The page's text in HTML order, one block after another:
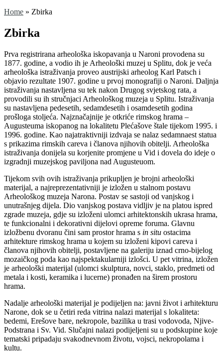
Home » Zbirka
Zbirka
Prva registrirana arheološka iskopavanja u Naroni provodena su
1877. godine, a vodio ih je Arheološki muzej u Splitu, dok je veća
arheološka istraživanja proveo austrijski arheolog Karl Patsch i
objavio rezultate 1907. godine u prvoj monografiji o Naroni. Daljnja
istraživanja nastavljena su tek nakon Drugog svjetskog rata, a
provodili su ih stručnjaci Arheološkog muzeja u Splitu. Istraživanja
su nastavljena pedesetih, sedamdesetih i osamdesetih godina
prošloga stoljeća. Najznačajnije je otkriće rimskog hrama –
Augusteuma iskopanog na lokalitetu Plećašove štale tijekom 1995. i
1996. godine. Kao najatraktivniji izdvaja se nalaz sedamnaest statua
s prikazima rimskih careva i članova njihovih obitelji. Arheološka
istraživanja donijela su korjenite promjene u Vid i dovela do ideje o
izgradnji muzejskog paviljona nad Augusteuom.
Tijekom svih ovih istraživanja prikupljen je brojni arheološki
materijal, a najreprezentativniji je izložen u stalnom postavu
Arheološkog muzeja Narona. Postav se sastoji od vanjskog i
unutrašnjeg dijela. Dio vanjskog postava vidljiv je na platou ispred
zgrade muzeja, gdje su izloženi ulomci arhitektonskih ukrasa hrama,
te funkcionalni i dekorativni dijelovi opreme foruma. Glavnu
izložbenu dvoranu čini sam prostor hrama s in situ ostacima
arhitekture rimskog hrama u kojem su izloženi kipovi careva i
članova njihovih obitelji, postavljene na galeriju iznad crno-bijelog
mozaičkog poda kao najspektakularniji izlošci. U pet vitrina, izložen
je arheološki materijal (ulomci skulptura, novci, staklo, predmeti od
metala i kosti, keramika i lucerne) pronađen na širem prostoru
hrama.
Nadalje arheološki materijal je podijeljen na: javni život i arhitekturu
Narone, dok se u četiri reda vitrina nalazi materijal s lokaliteta:
bedemi, Erešove bare, nekropole, bazilika u trasi vodovoda, Njive-
Podstrana i Sv. Vid. Slučajni nalazi podijeljeni su u podskupine koje
tematski pripadaju svakodnevnom životu, vojsci, nekropolama i
kultu.